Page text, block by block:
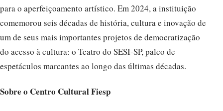
para o aperfeiçoamento artístico. Em 2024, a instituição
comemorou seis décadas de história, cultura e inovação de
um de seus mais importantes projetos de democratização
do acesso à cultura: o Teatro do SESI-SP, palco de
espetáculos marcantes ao longo das últimas décadas.
Sobre o Centro Cultural Fiesp